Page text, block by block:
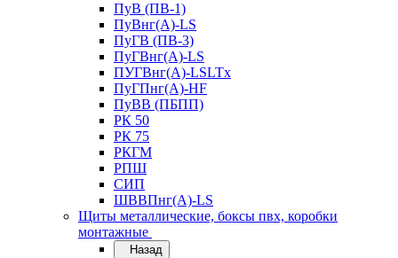
ПуВ (ПВ-1)
ПуВнг(А)-LS
ПуГВ (ПВ-3)
ПуГВнг(А)-LS
ПУГВнг(А)-LSLTx
ПуГПнг(А)-HF
ПуВВ (ПБПП)
РК 50
РК 75
РКГМ
РПШ
СИП
ШВВПнг(А)-LS
Щиты металлические, боксы пвх, коробки
монтажные
Назад